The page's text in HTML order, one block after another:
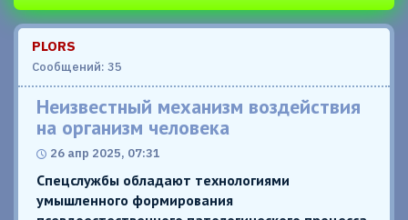
PLORS
Сообщений: 35
Неизвестный механизм воздействия
на организм человека
26 апр 2025, 07:31
Спецслужбы обладают технологиями
умышленного формирования